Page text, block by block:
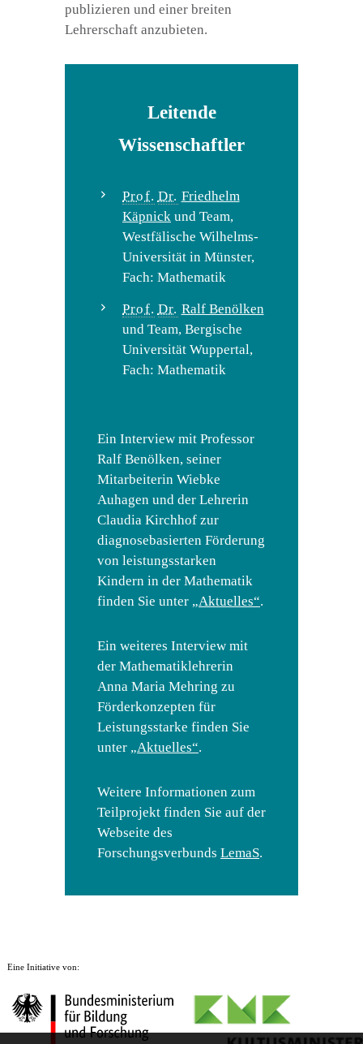
publizieren und einer breiten
Lehrerschaft anzubieten.
Leitende
Wissenschaftler
Prof. Dr. Friedhelm
Käpnick und Team,
Westfälische Wilhelms-
Universität in Münster,
Fach: Mathematik
Prof. Dr. Ralf Benölken
und Team, Bergische
Universität Wuppertal,
Fach: Mathematik
Ein Interview mit Professor
Ralf Benölken, seiner
Mitarbeiterin Wiebke
Auhagen und der Lehrerin
Claudia Kirchhof zur
diagnosebasierten Förderung
von leistungsstarken
Kindern in der Mathematik
finden Sie unter „Aktuelles“.
Ein weiteres Interview mit
der Mathematiklehrerin
Anna Maria Mehring zu
Förderkonzepten für
Leistungsstarke finden Sie
unter „Aktuelles“.
Weitere Informationen zum
Teilprojekt finden Sie auf der
Webseite des
Forschungsverbunds LemaS.
Eine Initiative von: